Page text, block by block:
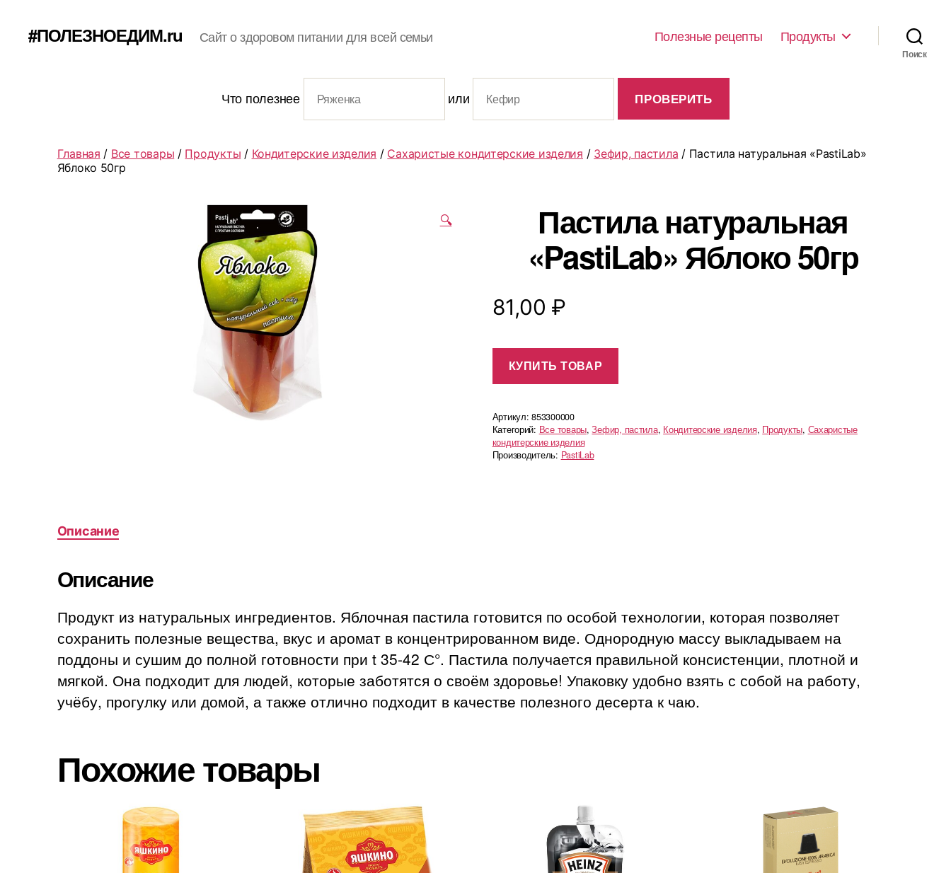
#ПОЛЕЗНОЕДИМ.ru Сайт о здоровом питании для всей семьи Полезные рецепты Продукты
Поиск
Что полезнее или
Главная / Все товары / Продукты / Кондитерские изделия / Сахаристые кондитерские изделия / Зефир, пастила / Пастила натуральная «PastiLab»
Яблоко 50гр
🔍 Пастила натуральная
«PastiLab» Яблоко 50гр
81,00 ₽
КУПИТЬ ТОВАР
Артикул:853300000
Категорий: Все товары,Зефир, пастила, Кондитерские изделия, Продукты, Сахаристые
кондитерские изделия
Производитель: PastiLab
Описание
Описание
Продукт из натуральных ингредиентов. Яблочная пастила готовится по особой технологии, которая позволяет
сохранить полезные вещества, вкус и аромат в концентрированном виде. Однородную массу выкладываем на
поддоны и сушим до полной готовности при t 35-42 С°. Пастила получается правильной консистенции, плотной и
мягкой. Она подходит для людей, которые заботятся о своём здоровье! Упаковку удобно взять с собой на работу,
учёбу, прогулку или домой, а также отлично подходит в качестве полезного десерта к чаю.
Похожие товары